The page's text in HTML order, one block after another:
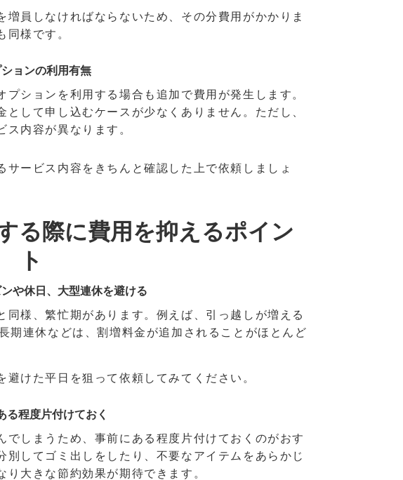
員しなければならないため、その分費用がかかりま
同様です。
ションの利用有無
ションを利用する場合も追加で費用が発生します。
して申し込むケースが少なくありません。ただし、
内容が異なります。
ービス内容をきちんと確認した上で依頼しましょ
る際に費用を抑えるポイン
ト
ンや休日、大型連休を避ける
様、繁忙期があります。例えば、引っ越しが増える
期連休などは、割増料金が追加されることがほとんど
けた平日を狙って依頼してみてください。
る程度片付けておく
しまうため、事前にある程度片付けておくのがおす
してゴミ出しをしたり、不要なアイテムをあらかじ
大きな節約効果が期待できます。